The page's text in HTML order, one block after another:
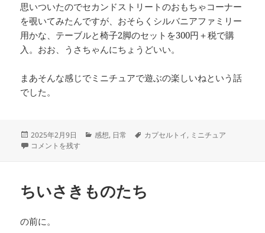
思いついたのでセカンドストリートのおもちゃコーナー
を覗いてみたんですが、おそらくシルバニアファミリー
用かな、テーブルと椅子2脚のセットを300円＋税で購
入。おお、うさちゃんにちょうどいい。
まあそんな感じでミニチュアで遊ぶの楽しいねという話
でした。
投
稿
2025年2月9日
カ
感想, 日常
タ
カプセルトイ, ミニチュア
おもちゃで遊ぼう！ に
コメントを残す
ちいさきものたち
の前に。